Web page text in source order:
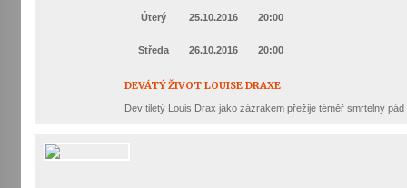
Úterý 25.10.2016 20:00
Středa 26.10.2016 20:00
DEVÁTÝ ŽIVOT LOUISE DRAXE
Devítiletý Louis Drax jako zázrakem přežije téměř smrtelný pád